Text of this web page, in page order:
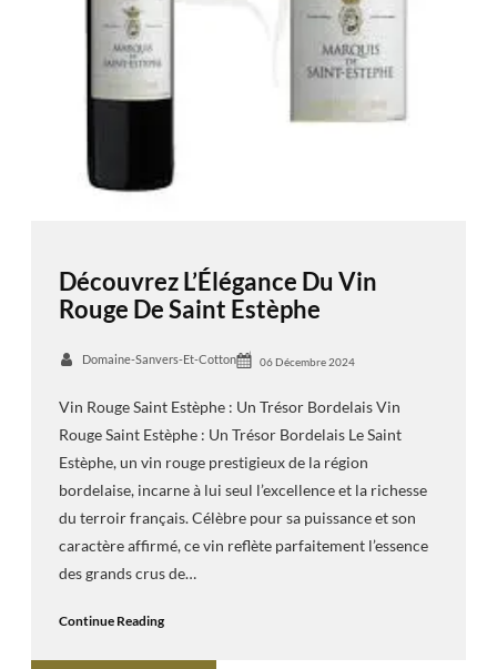
Découvrez L’Élégance Du Vin
Rouge De Saint Estèphe
Domaine-Sanvers-Et-Cotton 06 Décembre 2024
Vin Rouge Saint Estèphe : Un Trésor Bordelais Vin
Rouge Saint Estèphe : Un Trésor Bordelais Le Saint
Estèphe, un vin rouge prestigieux de la région
bordelaise, incarne à lui seul l’excellence et la richesse
du terroir français. Célèbre pour sa puissance et son
caractère affirmé, ce vin reflète parfaitement l’essence
des grands crus de…
Continue Reading